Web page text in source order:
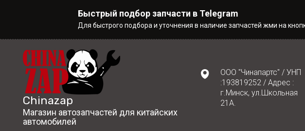
Быстрый подбор запчасти в Telegram
Для быстрого подбора и уточнения в наличие запчастей жми на
Chinazap
Магазин автозапчастей для китайских
автомобилей
ООО "Чинапартс" / УНП
:193819252 / Адрес :
г.Минск, ул.Школьная
21А.